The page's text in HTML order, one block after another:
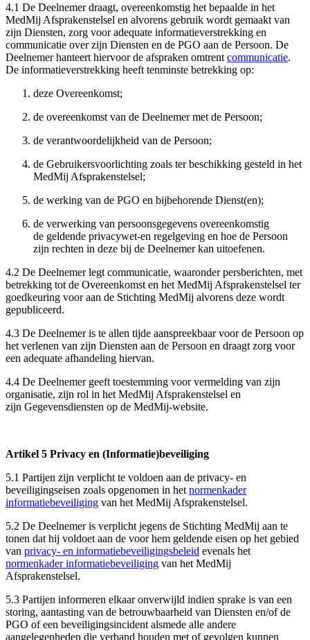
4.1 De Deelnemer draagt, overeenkomstig het bepaalde in het
MedMij Afsprakenstelsel en alvorens gebruik wordt gemaakt van
zijn Diensten, zorg voor adequate informatieverstrekking en
communicatie over zijn Diensten en de PGO aan de Persoon. De
Deelnemer hanteert hiervoor de afspraken omtrent communicatie.
De informatieverstrekking heeft tenminste betrekking op:
deze Overeenkomst;
de overeenkomst van de Deelnemer met de Persoon;
de verantwoordelijkheid van de Persoon;
de Gebruikersvoorlichting zoals ter beschikking gesteld in het
MedMij Afsprakenstelsel;
de werking van de PGO en bijbehorende Dienst(en);
de verwerking van persoonsgegevens overeenkomstig
de geldende privacywet-en regelgeving en hoe de Persoon
zijn rechten in deze bij de Deelnemer kan uitoefenen.
4.2 De Deelnemer legt communicatie, waaronder persberichten, met
betrekking tot de Overeenkomst en het MedMij Afsprakenstelsel ter
goedkeuring voor aan de Stichting MedMij alvorens deze wordt
gepubliceerd.
4.3 De Deelnemer is te allen tijde aanspreekbaar voor de Persoon op
het verlenen van zijn Diensten aan de Persoon en draagt zorg voor
een adequate afhandeling hiervan.
4.4 De Deelnemer geeft toestemming voor vermelding van zijn
organisatie, zijn rol in het MedMij Afsprakenstelsel en
zijn Gegevensdiensten op de MedMij-website.
Artikel 5 Privacy en (Informatie)beveiliging
5.1 Partijen zijn verplicht te voldoen aan de privacy- en
beveiligingseisen zoals opgenomen in het normenkader
informatiebeveiliging van het MedMij Afsprakenstelsel.
5.2 De Deelnemer is verplicht jegens de Stichting MedMij aan te
tonen dat hij voldoet aan de voor hem geldende eisen op het gebied
van privacy- en informatiebeveiligingsbeleid evenals het
normenkader informatiebeveiliging van het MedMij
Afsprakenstelsel.
5.3 Partijen informeren elkaar onverwijld indien sprake is van een
storing, aantasting van de betrouwbaarheid van Diensten en/of de
PGO of een beveiligingsincident alsmede alle andere
aangelegenheden die verband houden met of gevolgen kunnen